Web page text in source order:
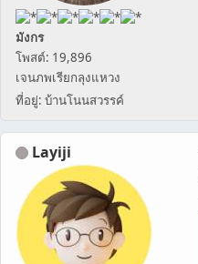
มังกร
โพสต์: 19,896
เจนภพเรียกลุงแหวง
ที่อยู่: บ้านโนนสวรรค์
Layiji